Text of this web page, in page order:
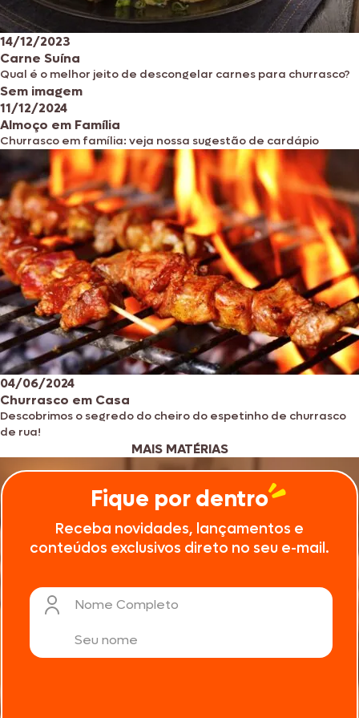
14/12/2023
Carne Suína
Qual é o melhor jeito de descongelar carnes para churrasco?
Sem imagem
11/12/2024
Almoço em Família
Churrasco em família: veja nossa sugestão de cardápio
04/06/2024
Churrasco em Casa
Descobrimos o segredo do cheiro do espetinho de churrasco
de rua!
MAIS MATÉRIAS
Fique por dentro
Receba novidades, lançamentos e
conteúdos exclusivos direto no seu e-mail.
Nome Completo